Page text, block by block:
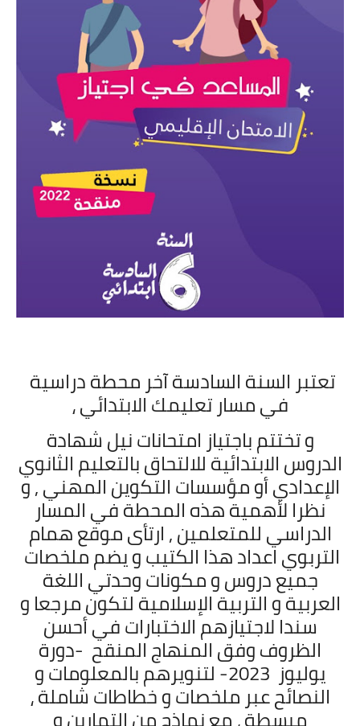
تعتبر السنة السادسة آخر محطة دراسية
في مسار تعليمك الابتدائي ،
و تختتم باجتياز امتحانات نيل شهادة
الدروس الابتدائية للالتحاق بالتعليم الثانوي
الإعدادي أو مؤسسات التكوين المهني , و
نظرا لأهمية هذه المحطة في المسار
الدراسي للمتعلمين , ارتأى موقع همام
التربوي اعداد هذا الكتيب و يضم ملخصات
جميع دروس و مكونات وحدتي اللغة
العربيةو التربية الإسلامية لتكون مرجعا و
سندا لاجتيازهم الاختبارات في أحسن
الظروف وفق المنهاج المنقح -دورة
يوليوز 2023 -لتنويرهم بالمعلومات و
النصائح عبر ملخصات و خطاطات شاملة ،